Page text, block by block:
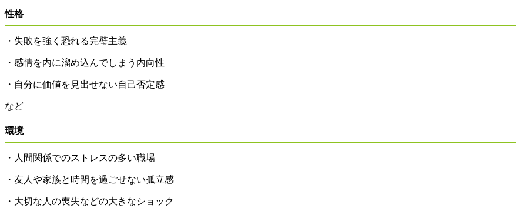
性格
・失敗を強く恐れる完璧主義
・感情を内に溜め込んでしまう内向性
・自分に価値を見出せない自己否定感
など
環境
・人間関係でのストレスの多い職場
・友人や家族と時間を過ごせない孤立感
・大切な人の喪失などの大きなショック